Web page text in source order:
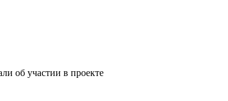
об участии в проекте